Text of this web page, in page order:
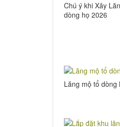
Chú ý khi Xây
dòng họ 2026
Lăng mộ tổ dòng